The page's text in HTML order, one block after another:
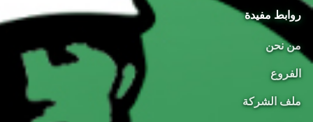
روابط مفيدة
من نحن
الفروع
ملف الشركة